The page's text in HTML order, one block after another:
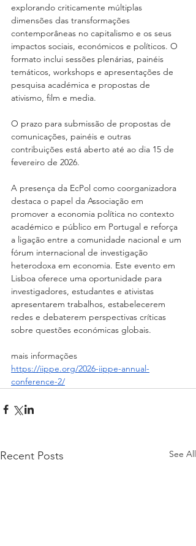
explorando criticamente múltiplas
dimensões das transformações
contemporâneas no capitalismo e os seus
impactos sociais, económicos e políticos. O
formato inclui sessões plenárias, painéis
temáticos, workshops e apresentações de
pesquisa académica e propostas de
ativismo, film e media.
O prazo para submissão de propostas de
comunicações, painéis e outras
contribuições está aberto até ao dia 15 de
fevereiro de 2026.
A presença da EcPol como coorganizadora
destaca o papel da Associação em
promover a economia política no contexto
académico e público em Portugal e reforça
a ligação entre a comunidade nacional e um
fórum internacional de investigação
heterodoxa em economia. Este evento em
Lisboa oferece uma oportunidade para
investigadores, estudantes e ativistas
apresentarem trabalhos, estabelecerem
redes e debaterem perspectivas críticas
sobre questões económicas globais.
mais informações
https://iippe.org/2026-iippe-annual-
conference-2/
Recent Posts See All